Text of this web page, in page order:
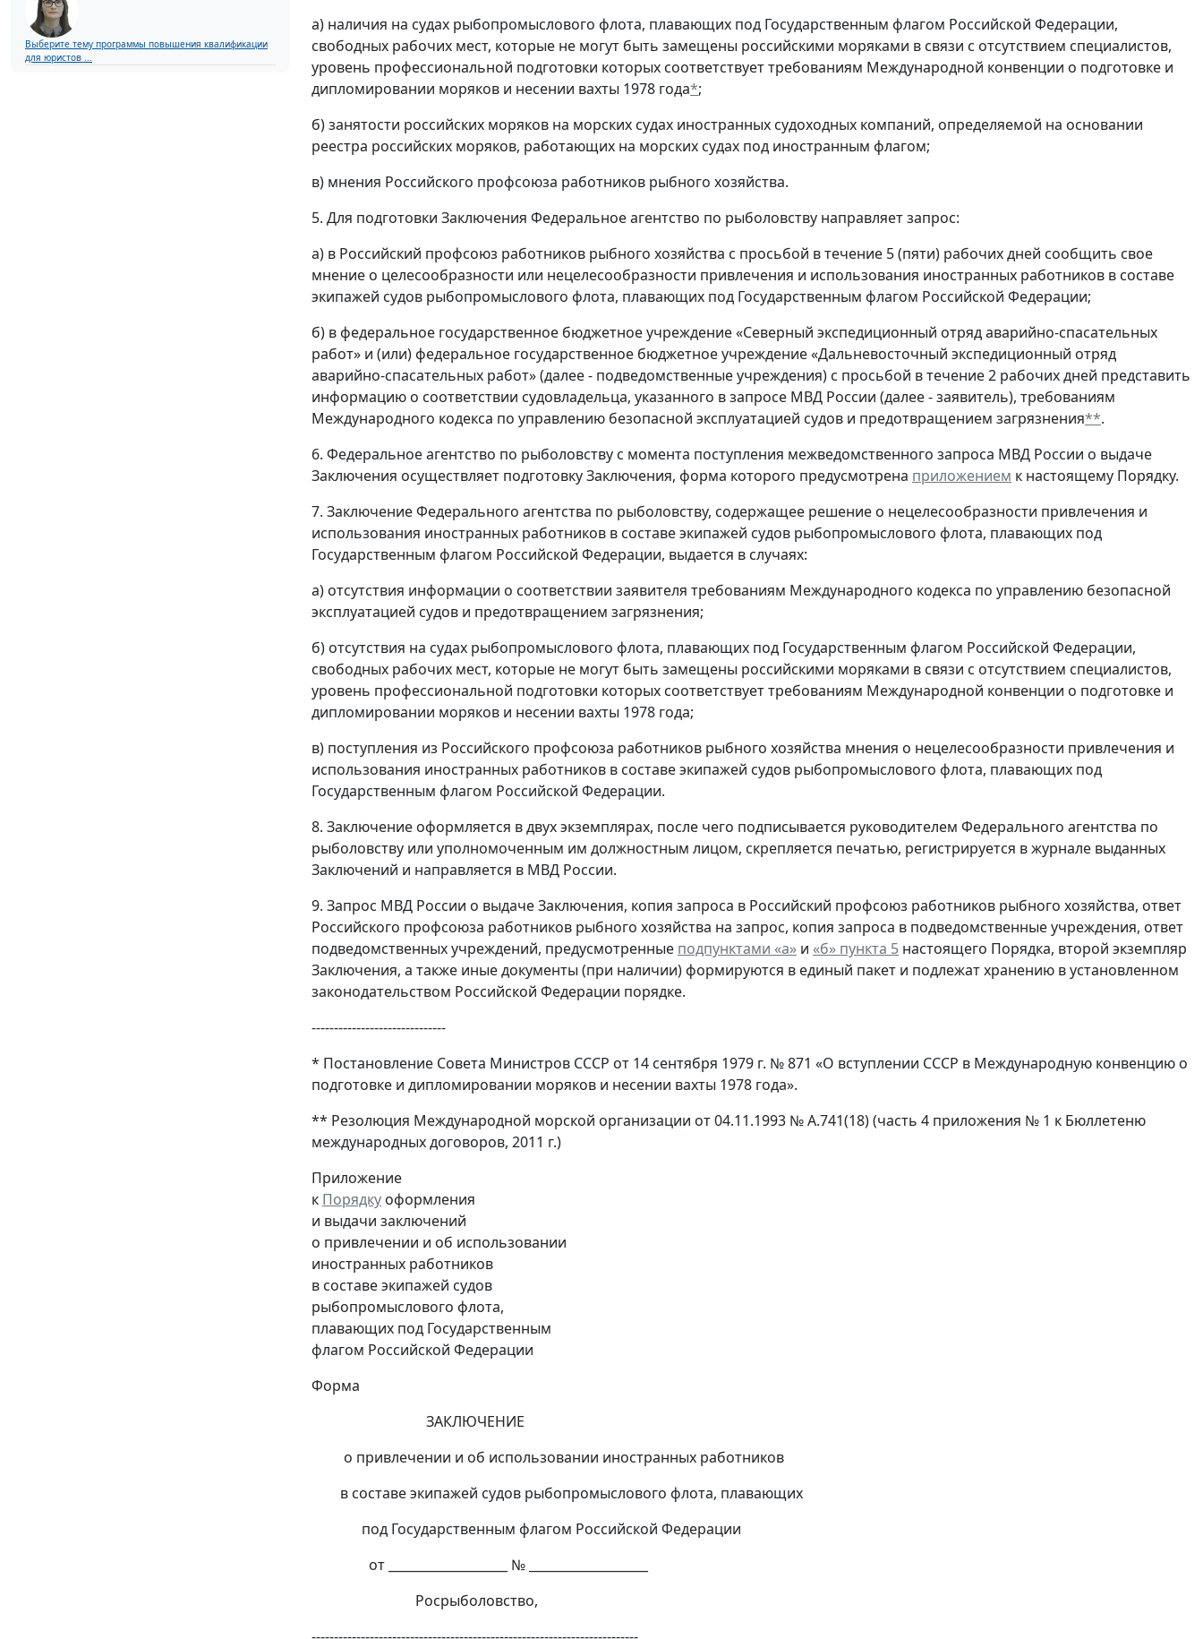
Выберите тему программы повышения квалификации
для юристов ...
а) наличия на судах рыбопромыслового флота, плавающих под Государственным флагом Российской Федерации,
свободных рабочих мест, которые не могут быть замещены российскими моряками в связи с отсутствием специалистов,
уровень профессиональной подготовки которых соответствует требованиям Международной конвенции о подготовке и
дипломировании моряков и несении вахты 1978 года*;
б) занятости российских моряков на морских судах иностранных судоходных компаний, определяемой на основании
реестра российских моряков, работающих на морских судах под иностранным флагом;
в) мнения Российского профсоюза работников рыбного хозяйства.
5. Для подготовки Заключения Федеральное агентство по рыболовству направляет запрос:
а) в Российский профсоюз работников рыбного хозяйства с просьбой в течение 5 (пяти) рабочих дней сообщить свое
мнение о целесообразности или нецелесообразности привлечения и использования иностранных работников в составе
экипажей судов рыбопромыслового флота, плавающих под Государственным флагом Российской Федерации;
б) в федеральное государственное бюджетное учреждение «Северный экспедиционный отряд аварийно-спасательных
работ» и (или) федеральное государственное бюджетное учреждение «Дальневосточный экспедиционный отряд
аварийно-спасательных работ» (далее - подведомственные учреждения) с просьбой в течение 2 рабочих дней представить
информацию о соответствии судовладельца, указанного в запросе МВД России (далее - заявитель), требованиям
Международного кодекса по управлению безопасной эксплуатацией судов и предотвращением загрязнения**.
6. Федеральное агентство по рыболовству с момента поступления межведомственного запроса МВД России о выдаче
Заключения осуществляет подготовку Заключения, форма которого предусмотрена приложением к настоящему Порядку.
7. Заключение Федерального агентства по рыболовству, содержащее решение о нецелесообразности привлечения и
использования иностранных работников в составе экипажей судов рыбопромыслового флота, плавающих под
Государственным флагом Российской Федерации, выдается в случаях:
а) отсутствия информации о соответствии заявителя требованиям Международного кодекса по управлению безопасной
эксплуатацией судов и предотвращением загрязнения;
б) отсутствия на судах рыбопромыслового флота, плавающих под Государственным флагом Российской Федерации,
свободных рабочих мест, которые не могут быть замещены российскими моряками в связи с отсутствием специалистов,
уровень профессиональной подготовки которых соответствует требованиям Международной конвенции о подготовке и
дипломировании моряков и несении вахты 1978 года;
в) поступления из Российского профсоюза работников рыбного хозяйства мнения о нецелесообразности привлечения и
использования иностранных работников в составе экипажей судов рыбопромыслового флота, плавающих под
Государственным флагом Российской Федерации.
8. Заключение оформляется в двух экземплярах, после чего подписывается руководителем Федерального агентства по
рыболовству или уполномоченным им должностным лицом, скрепляется печатью, регистрируется в журнале выданных
Заключений и направляется в МВД России.
9. Запрос МВД России о выдаче Заключения, копия запроса в Российский профсоюз работников рыбного хозяйства, ответ
Российского профсоюза работников рыбного хозяйства на запрос, копия запроса в подведомственные учреждения, ответ
подведомственных учреждений, предусмотренные подпунктами «а» и «б» пункта 5 настоящего Порядка, второй экземпляр
Заключения, а также иные документы (при наличии) формируются в единый пакет и подлежат хранению в установленном
законодательством Российской Федерации порядке.
------------------------------
* Постановление Совета Министров СССР от 14 сентября 1979 г. № 871 «О вступлении СССР в Международную конвенцию о
подготовке и дипломировании моряков и несении вахты 1978 года».
** Резолюция Международной морской организации от 04.11.1993 № А.741(18) (часть 4 приложения № 1 к Бюллетеню
международных договоров, 2011 г.)
Приложение
к Порядку оформления
и выдачи заключений
о привлечении и об использовании
иностранных работников
в составе экипажей судов
рыбопромыслового флота,
плавающих под Государственным
флагом Российской Федерации
Форма
ЗАКЛЮЧЕНИЕ
о привлечении и об использовании иностранных работников
в составе экипажей судов рыбопромыслового флота, плавающих
под Государственным флагом Российской Федерации
от ___________________ № ___________________
Росрыболовство,